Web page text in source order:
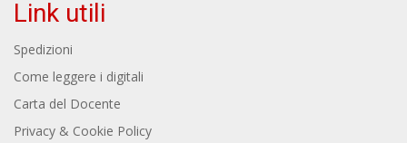
Link utili
Spedizioni
Come leggere i digitali
Carta del Docente
Privacy & Cookie Policy